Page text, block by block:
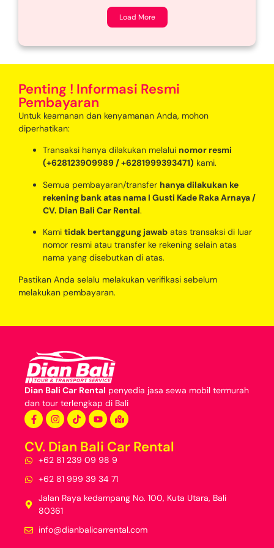
Load More
Penting ! Informasi Resmi
Pembayaran
Untuk keamanan dan kenyamanan Anda, mohon
diperhatikan:
Transaksi hanya dilakukan melalui nomor resmi
(+628123909989 / +6281999393471) kami.
Semua pembayaran/transfer hanya dilakukan ke
rekening bank atas nama I Gusti Kade Raka Arnaya /
CV. Dian Bali Car Rental.
Kami tidak bertanggung jawab atas transaksi di luar
nomor resmi atau transfer ke rekening selain atas
nama yang disebutkan di atas.
Pastikan Anda selalu melakukan verifikasi sebelum
melakukan pembayaran.
Dian Bali Car Rental penyedia jasa sewa mobil termurah
dan tour terlengkap di Bali
CV. Dian Bali Car Rental
+62 81 239 09 98 9
+62 81 999 39 34 71
Jalan Raya kedampang No. 100, Kuta Utara, Bali
80361
info@dianbalicarrental.com